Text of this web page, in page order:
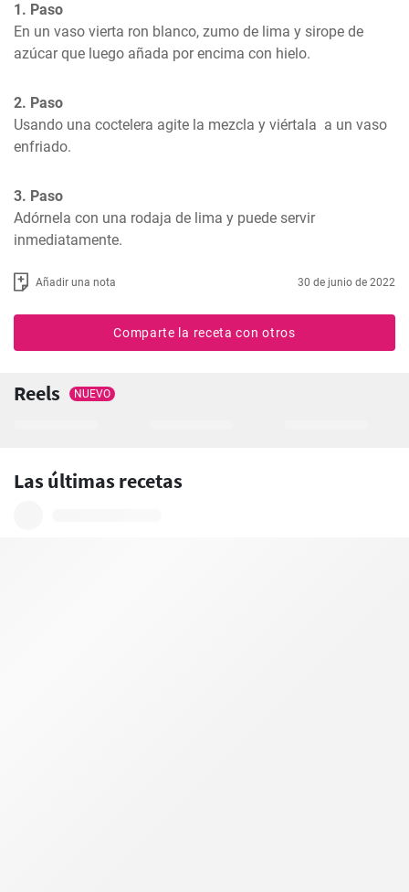
1. Paso
En un vaso vierta ron blanco, zumo de lima y sirope de
azúcar que luego añada por encima con hielo.
2. Paso
Usando una coctelera agite la mezcla y viértala  a un vaso
enfriado.
3. Paso
Adórnela con una rodaja de lima y puede servir
inmediatamente.
Añadir una nota 30 de junio de 2022
Comparte la receta con otros
Reels NUEVO
Las últimas recetas